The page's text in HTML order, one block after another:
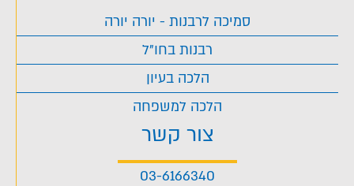
סמיכה לרבנות - יורה יורה
רבנות בחו"ל
הלכה בעיון
הלכה למשפחה
צור קשר
03-6166340